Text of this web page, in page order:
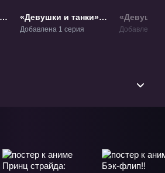
«Девушки и танки»
Фильм-1
Добавлена 1 серия
«Девушки
Финал»
Добавлена 1